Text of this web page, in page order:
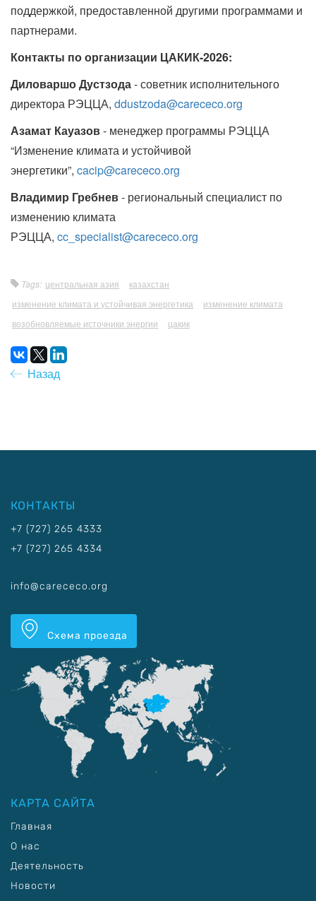
поддержкой, предоставленной другими программами и
партнерами.
Контакты по организации ЦАКИК-2026:
Диловаршо Дустзода- советник исполнительного
директора РЭЦЦА, ddustzoda@carececo.org
Азамат Кауазов- менеджер программы РЭЦЦА
“Изменение климата и устойчивой
энергетики”, cacip@carececo.org
Владимир Гребнев- региональный специалист по
изменению климата
РЭЦЦА, cc_specialist@carececo.org
Tags: центральная азия
казахстан
изменение климата и устойчивая энергетика
изменение климата
возобновляемые источники энергии
цакик
Назад
КОНТАКТЫ
+7 (727) 265 4333
+7 (727) 265 4334
info@carececo.org
Схема проезда
КАРТА САЙТА
Главная
О нас
Деятельность
Новости